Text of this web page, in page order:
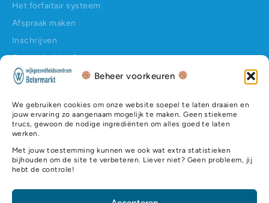
Beheer voorkeuren
We gebruiken cookies om onze website soepel te laten draaien en
jouw ervaring zo aangenaam mogelijk te maken. Geen stiekeme
trucs, gewoon de nodige ingrediënten om alles goed te laten
werken.
Met jouw toestemming kunnen we ook wat extra statistieken
bijhouden om de site te verbeteren. Liever niet? Geen probleem, jij
hebt de controle!
Het forfaitair systeem
Afspraak maken
Inschrijven
Gezondheidsinfo
Contact
Contact
Hundelgemsesteenweg 145
9050 Ledeberg
09 232 32 33
onthaal@wgcbotermarkt.be
RIZIV nr.: 8-44501-78-101